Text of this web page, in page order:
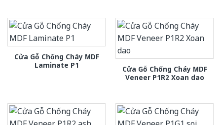
Cửa Gỗ Chống Cháy MDF
Laminate P1
Cửa Gỗ Chống Cháy MDF
Veneer P1R2 Xoan dao